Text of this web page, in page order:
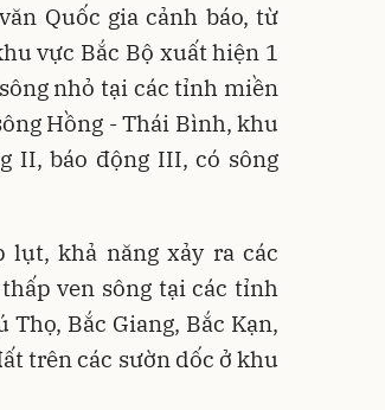
Quốc gia cảnh báo, từ
vực Bắc Bộ xuất hiện 1
nhỏ tại các tỉnh miền
Hồng - Thái Bình, khu
II, báo động III, có sông
lụt, khả năng xảy ra các
ven sông tại các tỉnh
Thọ, Bắc Giang, Bắc Kạn,
trên các sườn dốc ở khu